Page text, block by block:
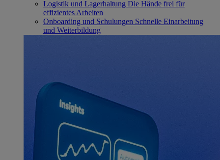
Logistik und Lagerhaltung Die Hände frei für
effizientes Arbeiten
Onboarding und Schulungen Schnelle Einarbeitung
und Weiterbildung